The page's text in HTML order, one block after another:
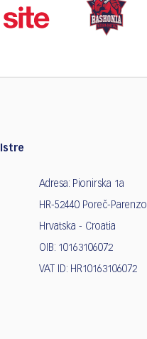
Adresa: Pionirska 1a
HR-52440 Poreč-Parenzo
Hrvatska - Croatia
OIB: 10163106072
VAT ID: HR10163106072